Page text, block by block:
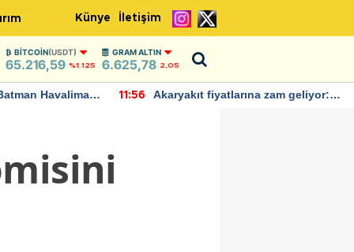
Künye İletişim
BITCOIN(USDT)
65.216,59 %1.125
GRAM ALTIN
6.625,78 2,05
Havalimanı
11:56
Akaryakıt fiyatlarına zam geliyor: